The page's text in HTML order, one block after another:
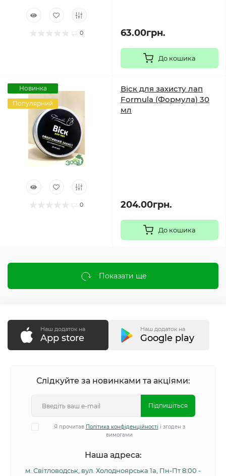
0 63.00грн.
До кошика
Новинка
Популярний
0
Віск для захисту лап
Formula (Формула) 30
мл
204.00грн.
До кошика
Показати ще
Наш додаток на
App store
Наш додаток на
Google play
Слідкуйте за новинками та акціями:
Підпишіться
Я прочитав Політика конфіденційності і згоден з
вимогами
Наша адреса:
м. Світловодськ, вул. Холодноярська 1а, Пн-Пт 8:00 -